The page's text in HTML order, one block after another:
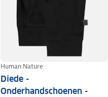
Human Nature
Diede -
Onderhandschoenen -